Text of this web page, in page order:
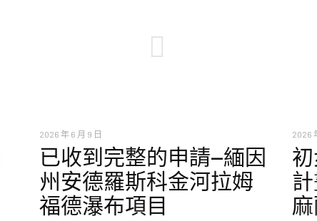
2026 年 6 月 9 日
已收到完整的申請—緬因
州安德羅斯科金河拉姆
福德瀑布項目
2026